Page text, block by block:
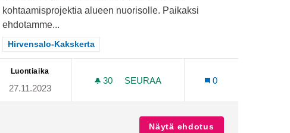
kohtaamisprojektia alueen nuorisolle. Paikaksi
ehdotamme...
Rajaa tulokset teeman mukaan: Hirvensalo-Kakskerta
Hirvensalo-Kakskerta
Luontiaika
27.11.2023
30 30 SEURAAJAA
SEURAA
0
Näytä ehdotus